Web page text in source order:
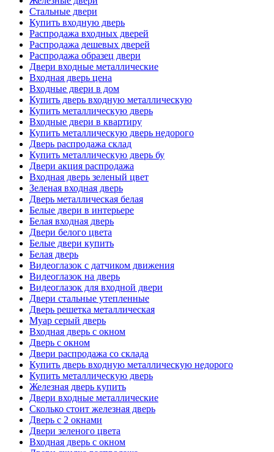
Стальные двери
Купить входную дверь
Распродажа входных дверей
Распродажа дешевых дверей
Распродажа образец двери
Двери входные металлические
Входная дверь цена
Входные двери в дом
Купить дверь входную металлическую
Купить металлическую дверь
Входные двери в квартиру
Купить металлическую дверь недорого
Дверь распродажа склад
Купить металлическую дверь бу
Двери акция распродажа
Входная дверь зеленый цвет
Зеленая входная дверь
Дверь металлическая белая
Белые двери в интерьере
Белая входная дверь
Двери белого цвета
Белые двери купить
Белая дверь
Видеоглазок с датчиком движения
Видеоглазок на дверь
Видеоглазок для входной двери
Двери стальные утепленные
Дверь решетка металлическая
Муар серый дверь
Входная дверь с окном
Дверь с окном
Двери распродажа со склада
Купить дверь входную металлическую недорого
Купить металлическую дверь
Железная дверь купить
Двери входные металлические
Сколько стоит железная дверь
Дверь с 2 окнами
Двери зеленого цвета
Входная дверь с окном